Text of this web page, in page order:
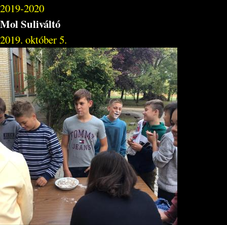
2019-2020
Mol Suliváltó
2019. október 5.